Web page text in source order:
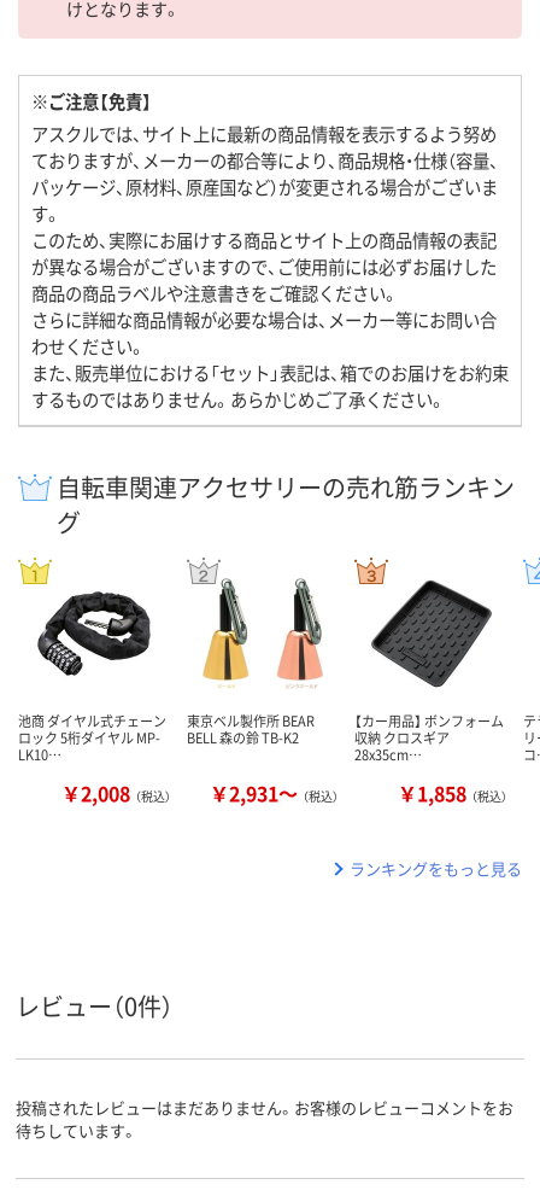
けとなります。
※ご注意【免責】
アスクルでは、サイト上に最新の商品情報を表示するよう努め
ておりますが、メーカーの都合等により、商品規格・仕様（容量、
パッケージ、原材料、原産国など）が変更される場合がございま
す。
このため、実際にお届けする商品とサイト上の商品情報の表記
が異なる場合がございますので、ご使用前には必ずお届けした
商品の商品ラベルや注意書きをご確認ください。
さらに詳細な商品情報が必要な場合は、メーカー等にお問い合
わせください。
また、販売単位における「セット」表記は、箱でのお届けをお約束
するものではありません。あらかじめご了承ください。
自転車関連アクセサリーの売れ筋ランキン
グ
池商 ダイヤル式チェーン
ロック 5桁ダイヤル MP-
LK10…
￥2,008 （税込）
東京ベル製作所 BEAR
BELL 森の鈴 TB-K2
￥2,931～ （税込）
【カー用品】 ボンフォーム
収納 クロスギア
28x35cm…
￥1,858 （税込）
ランキングをもっと見る
レビュー（0件）
投稿されたレビューはまだありません。お客様のレビューコメントをお
待ちしています。